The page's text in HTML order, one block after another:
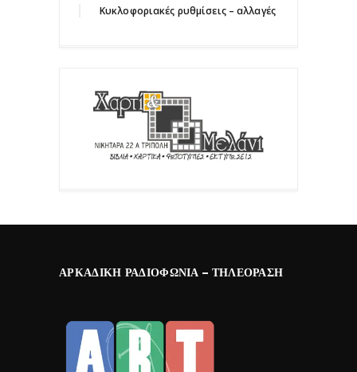
Κυκλοφοριακές ρυθμίσεις – αλλαγές
ΑΡΚΑΔΙΚΉ ΡΑΔΙΟΦΩΝΊΑ – ΤΗΛΕΌΡΑΣΗ